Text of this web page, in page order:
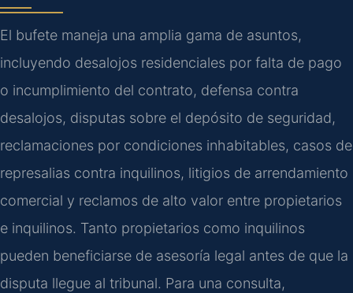
El bufete maneja una amplia gama de asuntos,
incluyendo desalojos residenciales por falta de pago
o incumplimiento del contrato, defensa contra
desalojos, disputas sobre el depósito de seguridad,
reclamaciones por condiciones inhabitables, casos de
represalias contra inquilinos, litigios de arrendamiento
comercial y reclamos de alto valor entre propietarios
e inquilinos. Tanto propietarios como inquilinos
pueden beneficiarse de asesoría legal antes de que la
disputa llegue al tribunal. Para una consulta,